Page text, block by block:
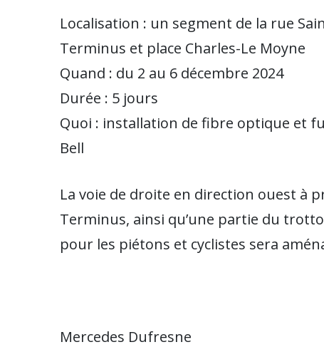
Localisation : un segment de la rue
Terminus et place Charles-Le Moyne
Quand : du 2 au 6 décembre 2024
Durée : 5 jours
Quoi : installation de fibre optique et
Bell
La voie de droite en direction ouest à
Terminus, ainsi qu’une partie du
pour les piétons et cyclistes sera
Mercedes Dufresne